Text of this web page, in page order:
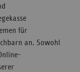
für
an. Sowohl